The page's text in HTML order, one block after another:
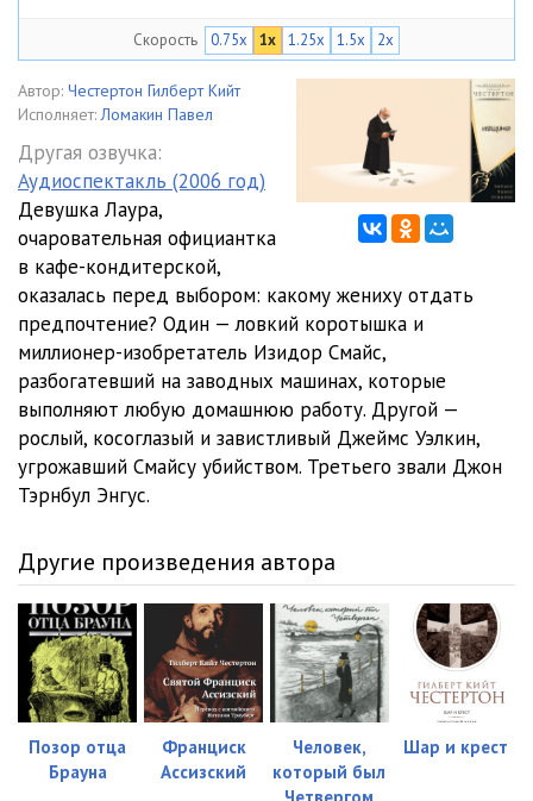
Скорость 0.75x 1x 1.25x 1.5x 2x
Автор: Честертон Гилберт Кийт
Исполняет: Ломакин Павел
Другая озвучка:
Аудиоспектакль (2006 год)
Девушка Лаура,
очаровательная официантка
в кафе-кондитерской,
оказалась перед выбором: какому жениху отдать
предпочтение? Один — ловкий коротышка и
миллионер-изобретатель Изидор Смайс,
разбогатевший на заводных машинах, которые
выполняют любую домашнюю работу. Другой —
рослый, косоглазый и завистливый Джеймс Уэлкин,
угрожавший Смайсу убийством. Третьего звали Джон
Тэрнбул Энгус.
Другие произведения автора
Позор отца
Брауна
Франциск
Ассизский
Человек,
который был
Шар и крест